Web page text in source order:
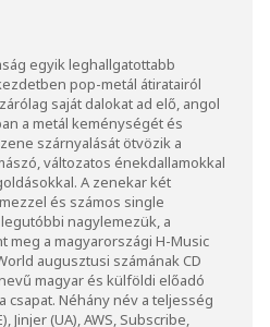
egyik leghallgatottabb
pop-metál átiratairól
saját dalokat ad elő, angol
a metál keménységét és
szárnyalását ötvözik a
változatos énekdallamokkal
A zenekar két
és számos single
nagylemezük, a
meg a magyarországi H-Music
augusztusi számának CD
magyar és külföldi előadó
csapat. Néhány név a teljesség
Jinjer (UA), AWS, Subscribe,